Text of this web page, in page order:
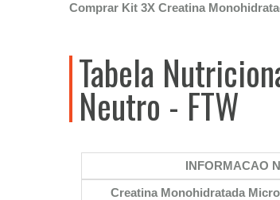
Comprar Kit 3X Creatina
Tabela
Neutro - FTW
INFORMACAO
Creatina Monohidratada